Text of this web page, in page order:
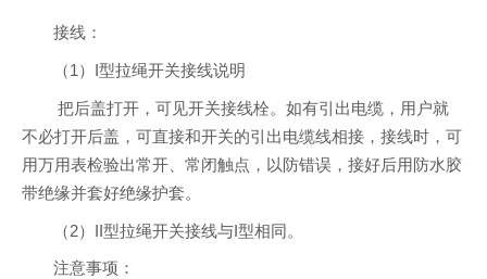
接线：
（1）I型拉绳开关接线说明
把后盖打开，可见开关接线栓。如有引出电缆，用户就
不必打开后盖，可直接和开关的引出电缆线相接，接线时，可
用万用表检验出常开、常闭触点，以防错误，接好后用防水胶
带绝缘并套好绝缘护套。
（2）II型拉绳开关接线与I型相同。
注意事项：